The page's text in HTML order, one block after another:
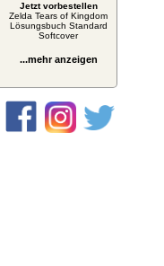
Jetzt vorbestellen
Zelda Tears of Kingdom
Lösungsbuch Standard
Softcover
...mehr anzeigen